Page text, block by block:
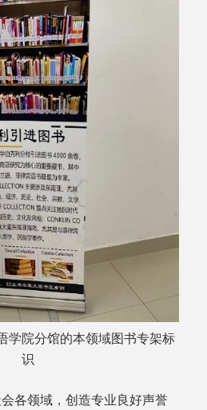
学院分馆的本领域图书专架标
识
领域，创造专业良好声誉